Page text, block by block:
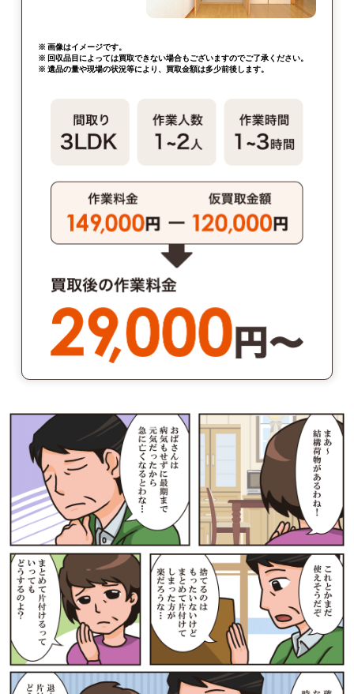
※ 画像はイメージです。
※ 回収品目によっては買取できない場合もございますのでご了承ください。
※ 遺品の量や現場の状況等により、買取金額は多少前後します。